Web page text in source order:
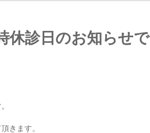
休診日のお知らせで
きます。